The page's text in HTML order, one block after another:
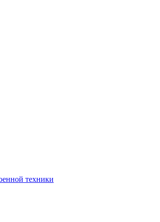
техники